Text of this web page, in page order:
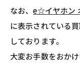
なお、e☆イヤホン
に表示されている
しております。
大変お手数をおか